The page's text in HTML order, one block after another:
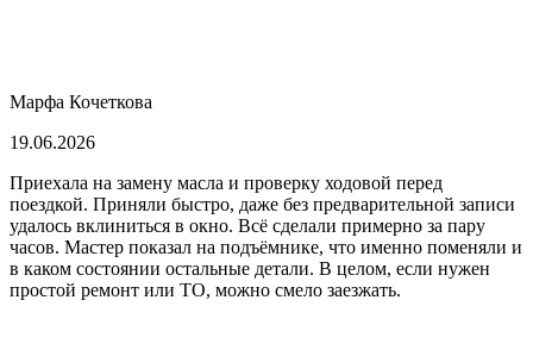
Марфа Кочеткова
19.06.2026
Приехала на замену масла и проверку ходовой перед
поездкой. Приняли быстро, даже без предварительной записи
удалось вклиниться в окно. Всё сделали примерно за пару
часов. Мастер показал на подъёмнике, что именно поменяли и
в каком состоянии остальные детали. В целом, если нужен
простой ремонт или ТО, можно смело заезжать.